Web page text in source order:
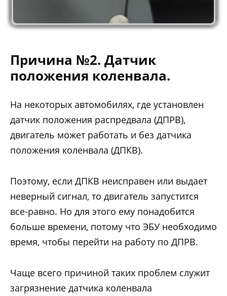
Причина №2. Датчик
положения коленвала.
На некоторых автомобилях, где установлен
датчик положения распредвала (ДПРВ),
двигатель может работать и без датчика
положения коленвала (ДПКВ).
Поэтому, если ДПКВ неисправен или выдает
неверный сигнал, то двигатель запустится
все-равно. Но для этого ему понадобится
больше времени, потому что ЭБУ необходимо
время, чтобы перейти на работу по ДПРВ.
Чаще всего причиной таких проблем служит
загрязнение датчика коленвала